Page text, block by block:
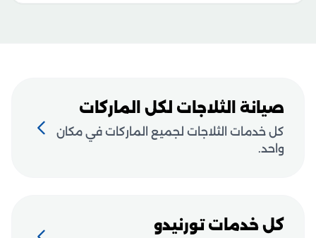
صيانة الثلاجات لكل الماركات
كل خدمات الثلاجات لجميع الماركات في مكان
واحد.
كل خدمات تورنيدو